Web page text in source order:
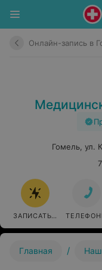
Онлайн-запись в
Гомель, ул.
ЗАПИСАТЬСЯ ОНЛАЙН
Главная /